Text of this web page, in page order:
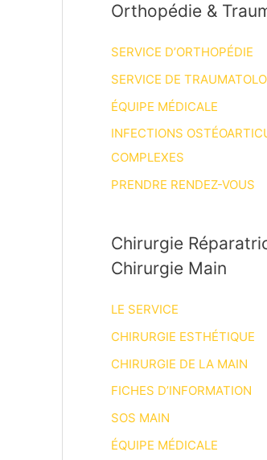
Orthopédie &
SERVICE D’ORTHOPÉDIE
SERVICE DE
ÉQUIPE MÉDICALE
INFECTIONS
COMPLEXES
PRENDRE RENDEZ-VOUS
Chirurgie
Chirurgie Main
LE SERVICE
CHIRURGIE ESTHÉTIQUE
CHIRURGIE DE LA MAIN
FICHES D’INFORMATION
SOS MAIN
ÉQUIPE MÉDICALE